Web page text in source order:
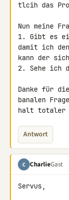
tlcih das
Nun meine
1. Gibt es
damit ich
kann der
2. Sehe ich
Danke für
banalen
halt totaler
Antwort
C CharlieGast
Servus,